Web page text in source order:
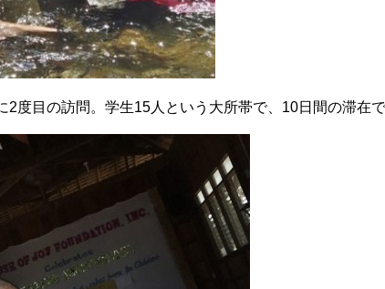
度目の訪問。学生15人という大所帯で、10日間の滞在で